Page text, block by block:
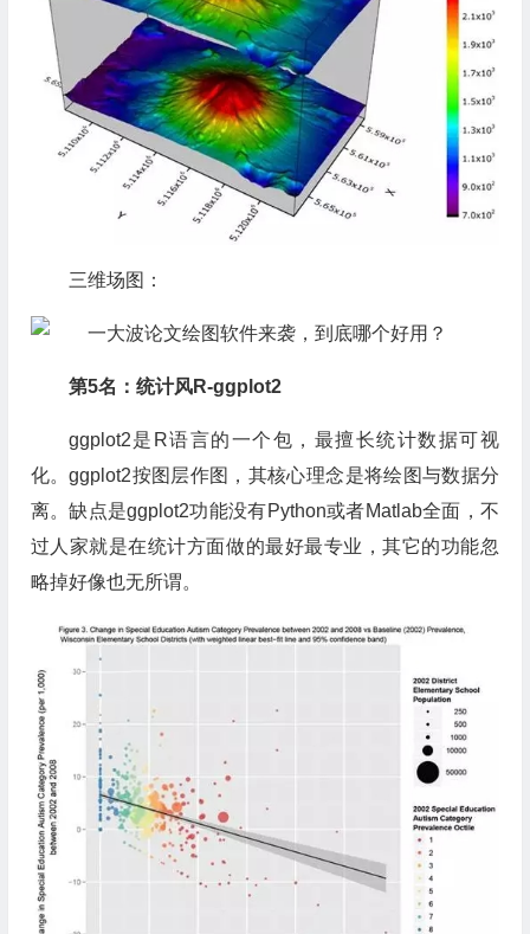
三维场图：
第5名：统计风R-ggplot2
ggplot2是R语言的一个包，最擅长统计数据可视
化。ggplot2按图层作图，其核心理念是将绘图与数据分
离。缺点是ggplot2功能没有Python或者Matlab全面，不
过人家就是在统计方面做的最好最专业，其它的功能忽
略掉好像也无所谓。